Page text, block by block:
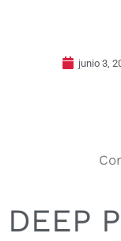
junio 3,
DEEP